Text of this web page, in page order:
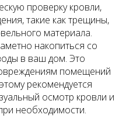
проверку кровли,
такие как трещины,
материала.
накопиться со
в ваш дом. Это
помещений
рекомендуется
осмотр кровли и
необходимости.